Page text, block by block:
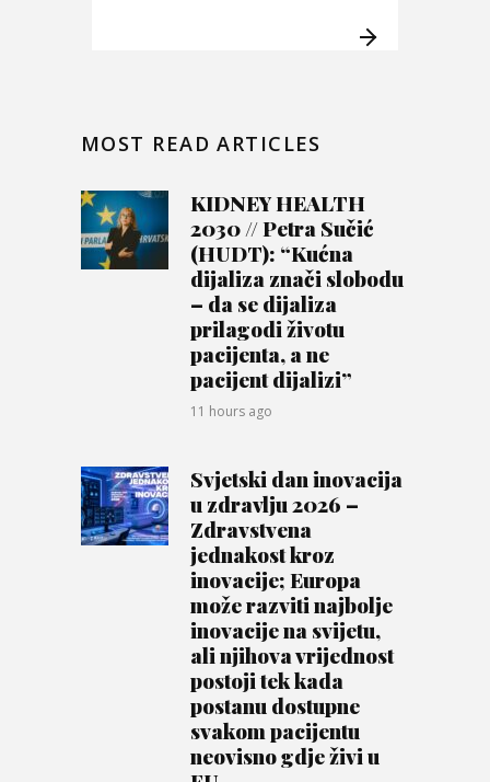
MOST READ ARTICLES
KIDNEY HEALTH
2030 // Petra Sučić
(HUDT): “Kućna
dijaliza znači slobodu
– da se dijaliza
prilagodi životu
pacijenta, a ne
pacijent dijalizi”
11 hours ago
Svjetski dan inovacija
u zdravlju 2026 –
Zdravstvena
jednakost kroz
inovacije; Europa
može razviti najbolje
inovacije na svijetu,
ali njihova vrijednost
postoji tek kada
postanu dostupne
svakom pacijentu
neovisno gdje živi u